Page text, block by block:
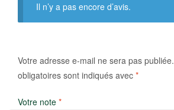
Il n’y a pas encore d’avis.
Votre adresse e-mail ne sera pas publiée.
obligatoires sont indiqués avec *
Votre note *